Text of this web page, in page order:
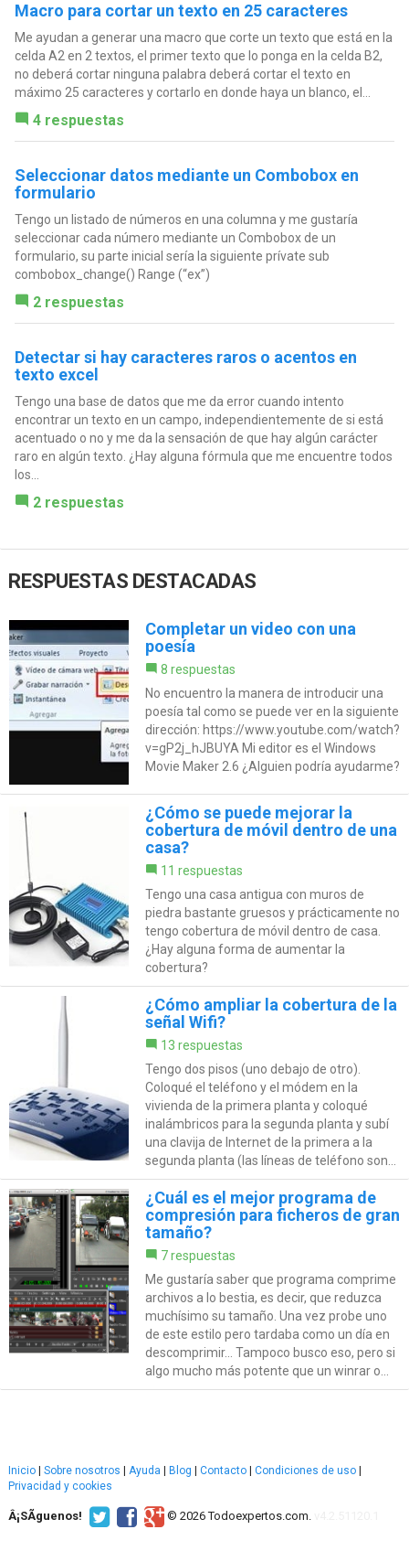
Macro para cortar un texto en 25 caracteres
Me ayudan a generar una macro que corte un texto que está en la
celda A2 en 2 textos, el primer texto que lo ponga en la celda B2,
no deberá cortar ninguna palabra deberá cortar el texto en
máximo 25 caracteres y cortarlo en donde haya un blanco, el...
4 respuestas
Seleccionar datos mediante un Combobox en
formulario
Tengo un listado de números en una columna y me gustaría
seleccionar cada número mediante un Combobox de un
formulario, su parte inicial sería la siguiente prívate sub
combobox_change() Range (“ex”)
2 respuestas
Detectar si hay caracteres raros o acentos en
texto excel
Tengo una base de datos que me da error cuando intento
encontrar un texto en un campo, independientemente de si está
acentuado o no y me da la sensación de que hay algún carácter
raro en algún texto. ¿Hay alguna fórmula que me encuentre todos
los...
2 respuestas
RESPUESTAS DESTACADAS
Completar un video con una
poesía
8 respuestas
No encuentro la manera de introducir una
poesía tal como se puede ver en la siguiente
dirección: https://www.youtube.com/watch?
v=gP2j_hJBUYA Mi editor es el Windows
Movie Maker 2.6 ¿Alguien podría ayudarme?
¿Cómo se puede mejorar la
cobertura de móvil dentro de una
casa?
11 respuestas
Tengo una casa antigua con muros de
piedra bastante gruesos y prácticamente no
tengo cobertura de móvil dentro de casa.
¿Hay alguna forma de aumentar la
cobertura?
¿Cómo ampliar la cobertura de la
señal Wifi?
13 respuestas
Tengo dos pisos (uno debajo de otro).
Coloqué el teléfono y el módem en la
vivienda de la primera planta y coloqué
inalámbricos para la segunda planta y subí
una clavija de Internet de la primera a la
segunda planta (las líneas de teléfono son...
¿Cuál es el mejor programa de
compresión para ficheros de gran
tamaño?
7 respuestas
Me gustaría saber que programa comprime
archivos a lo bestia, es decir, que reduzca
muchísimo su tamaño. Una vez probe uno
de este estilo pero tardaba como un día en
descomprimir... Tampoco busco eso, pero si
algo mucho más potente que un winrar o...
Inicio Sobre nosotros Ayuda Blog Contacto Condiciones de uso
Privacidad y cookies
Â¡SÃ­guenos! © 2026 Todoexpertos.com.